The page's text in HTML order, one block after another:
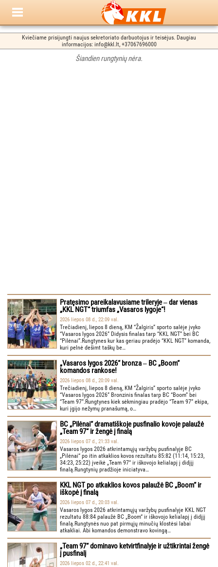
Kviečiame prisijungti naujus sekretoriato darbuotojus ir teisėjus. Daugiau
informacijos: info@kkl.lt, +37067696000
Šiandien rungtynių nėra.
Pratęsimo pareikalavusiame trileryje ‒ dar vienas
„KKL NGT“ triumfas „Vasaros lygoje“!
2026 liepos 08 d., 22:09 val.
Trečiadienį, liepos 8 dieną, KM “Žalgiris” sporto salėje įvyko
“Vasaros lygos 2026” Didysis finalas tarp “KKL NGT” bei BC
“Pilėnai”.Rungtynes kur kas geriau pradėjo “KKL NGT” komanda,
kuri pelnė dešimt taškų be…
„Vasaros lygos 2026“ bronza ‒ BC „Boom“
komandos rankose!
2026 liepos 08 d., 20:09 val.
Trečiadienį, liepos 8 dieną, KM “Žalgiris” sporto salėje įvyko
“Vasaros lygos 2026” Bronzinis finalas tarp BC “Boom” bei
“Team 97”.Rungtynes kiek sėkmingiau pradėjo “Team 97” ekipa,
kuri įgijo nežymų pranašumą, o…
BC „Pilėnai“ dramatiškoje pusfinalio kovoje palaužė
„Team 97“ ir žengė į finalą
2026 liepos 07 d., 21:33 val.
Vasaros lygos 2026 atkrintamųjų varžybų pusfinalyje BC
„Pilėnai“ po itin atkaklios kovos rezultatu 85:82 (11:14, 15:23,
34:23, 25:22) įveikė „Team 97“ ir iškovojo kelialapį į didįjį
finalą.Rungtynių pradžioje iniciatyva…
KKL NGT po atkaklios kovos palaužė BC „Boom“ ir
iškopė į finalą
2026 liepos 07 d., 20:03 val.
Vasaros lygos 2026 atkrintamųjų varžybų pusfinalyje KKL NGT
rezultatu 88:84 palaužė BC „Boom“ ir iškovojo kelialapį į didįjį
finalą.Rungtynės nuo pat pirmųjų minučių klostėsi labai
atkakliai. Abi komandos demonstravo kovingą…
„Team 97“ dominavo ketvirtfinalyje ir užtikrintai žengė
į pusfinalį
2026 liepos 02 d., 22:41 val.